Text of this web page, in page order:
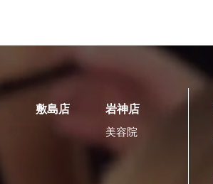
敷島店
岩神店
美容院